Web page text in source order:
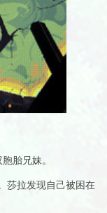
胎兄妹。
莎拉发现自己被困在